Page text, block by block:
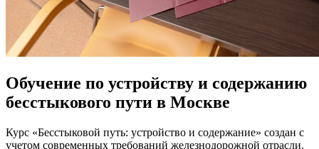
Обучение по устройству и содержанию
бесстыкового пути в Москве
Курс «Бесстыковой путь: устройство и содержание» создан с
учетом современных требований железнодорожной отрасли.